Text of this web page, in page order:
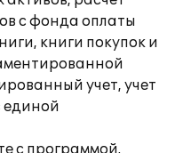
с фонда оплаты
книги покупок и
учет, учет
единой
с программой.